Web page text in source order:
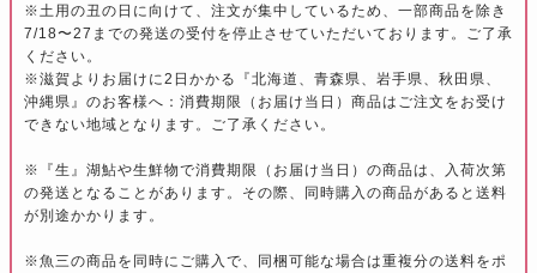
※土用の丑の日に向けて、注文が集中しているため、一部商品を除き
7/18〜27までの発送の受付を停止させていただいております。ご了承
ください。
※滋賀よりお届けに2日かかる『北海道、青森県、岩手県、秋田県、
沖縄県』のお客様へ：消費期限（お届け当日）商品はご注文をお受け
できない地域となります。ご了承ください。
※『生』湖鮎や生鮮物で消費期限（お届け当日）の商品は、入荷次第
の発送となることがあります。その際、同時購入の商品があると送料
が別途かかります。
※魚三の商品を同時にご購入で、同梱可能な場合は重複分の送料をポ